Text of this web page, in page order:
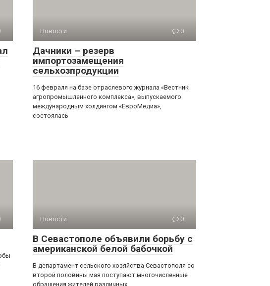
Новости 0
Дачники – резерв
импортозамещения
сельхозпродукции
16 февраля на базе отраслевого журнала «Вестник
агропромышленного комплекса», выпускаемого
международным холдингом «ЕвроМедиа»,
состоялась
Новости 0
В Севастополе объявили борьбу с
американской белой бабочкой
В департамент сельского хозяйства Севастополя со
второй половины мая поступают многочисленные
обращения жителей различных